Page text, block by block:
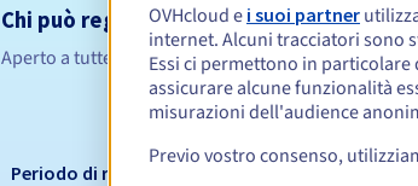
Chi può registrare un .gd?
Aperto a tutte le persone fisiche o giuridiche,
Regole
Periodo di registrazione
OVHcloud e i suoi partner
internet. Alcuni tracciatori sono
Essi ci permettono in
assicurare alcune funzionalità
misurazioni dell'audience
Previo vostro consenso,